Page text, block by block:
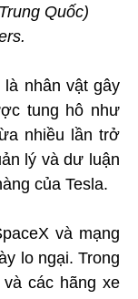
Quốc)
nhân vật gây
tung hô như
nhiều lần trở
lý và dư luận
của Tesla.
và mạng
lo ngại. Trong
các hãng xe